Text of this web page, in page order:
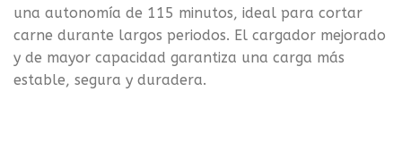
una autonomía de 115 minutos, ideal para cortar
carne durante largos periodos. El cargador mejorado
y de mayor capacidad garantiza una carga más
estable, segura y duradera.